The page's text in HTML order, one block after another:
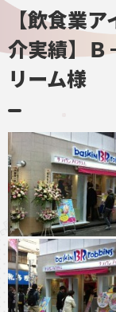
【飲食業
介実績】Ｂ
リーム様